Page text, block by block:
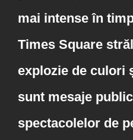
mai intense în
Times Square
explozie de culori
sunt mesaje
spectacolelor de